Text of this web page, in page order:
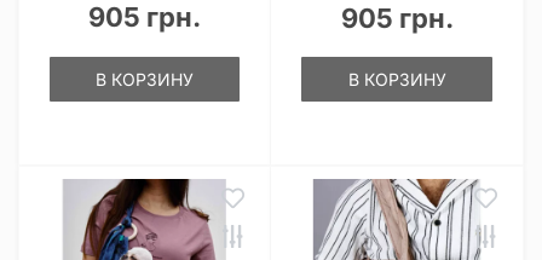
905 грн.
В КОРЗИНУ
905 грн.
В КОРЗИНУ